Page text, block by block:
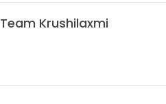
Team Krushilaxmi